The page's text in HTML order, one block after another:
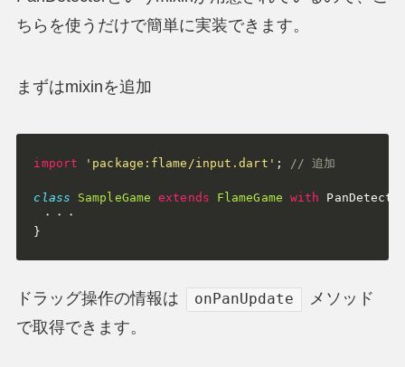
ちらを使うだけで簡単に実装できます。
まずはmixinを追加
import 'package:flame/input.dart' ; // 追加
class SampleGame extends FlameGame with
}
ドラッグ操作の情報は onPanUpdate
メソッド
で取得できます。